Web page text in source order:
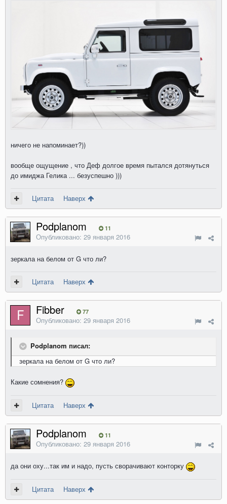
ничего не напоминает?))
вообще ощущение , что Деф долгое время пытался дотянуться
до имиджа Гелика ... безуспешно )))
Цитата Наверх
Podplanom 11
Опубликовано: 29 января 2016
зеркала на белом от G что ли?
Цитата Наверх
Fibber 77
Опубликовано: 29 января 2016
Podplanom писал:
зеркала на белом от G что ли?
Какие сомнения?
Цитата Наверх
Podplanom 11
Опубликовано: 29 января 2016
да они оху...так им и надо, пусть сворачивают конторку
Цитата Наверх